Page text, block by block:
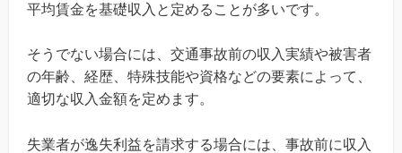
平均賃金を基礎収入と定めることが多いです。
そうでない場合には、交通事故前の収入実績や被害者
の年齢、経歴、特殊技能や資格などの要素によって、
適切な収入金額を定めます。
失業者が逸失利益を請求する場合には、事故前に収入